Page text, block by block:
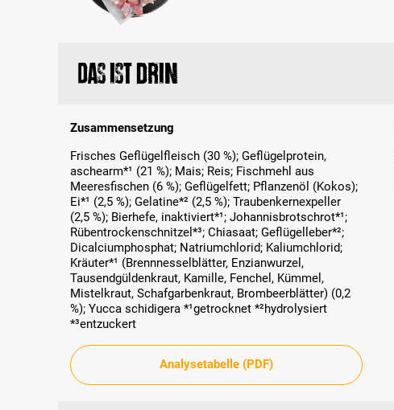
Das ist drin
Zusammensetzung
Frisches Geflügelfleisch (30 %); Geflügelprotein,
aschearm*¹ (21 %); Mais; Reis; Fischmehl aus
Meeresfischen (6 %); Geflügelfett; Pflanzenöl (Kokos);
Ei*¹ (2,5 %); Gelatine*² (2,5 %); Traubenkernexpeller
(2,5 %); Bierhefe, inaktiviert*¹; Johannisbrotschrot*¹;
Rübentrockenschnitzel*³; Chiasaat; Geflügelleber*²;
Dicalciumphosphat; Natriumchlorid; Kaliumchlorid;
Kräuter*¹ (Brennnesselblätter, Enzianwurzel,
Tausendgüldenkraut, Kamille, Fenchel, Kümmel,
Mistelkraut, Schafgarbenkraut, Brombeerblätter) (0,2
%); Yucca schidigera *¹getrocknet *²hydrolysiert
*³entzuckert
Analysetabelle (PDF)